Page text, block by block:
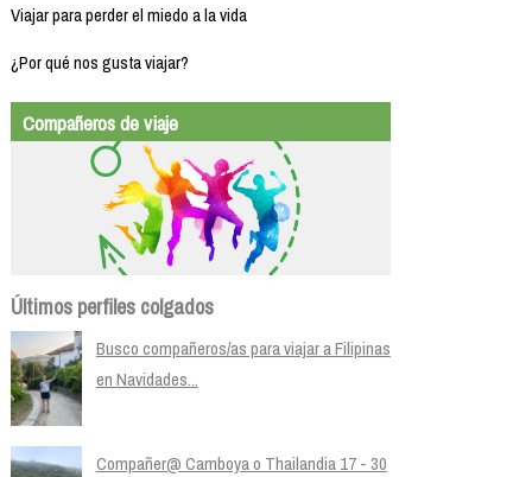
Viajar para perder el miedo a la vida
¿Por qué nos gusta viajar?
Compañeros de viaje
Últimos perfiles colgados
Busco compañeros/as para viajar a Filipinas
en Navidades...
Compañer@ Camboya o Thailandia 17 - 30